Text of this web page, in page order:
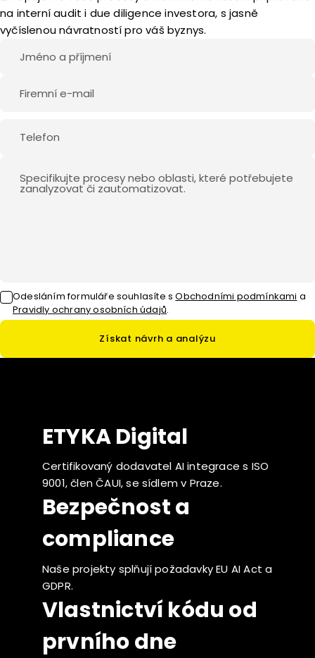
ETYKA Digital
Certifikovaný dodavatel AI integrace s ISO
9001, člen ČAUI, se sídlem v Praze.
Bezpečnost a
compliance
Naše projekty splňují požadavky EU AI Act a
GDPR.
Vlastnictví kódu od
prvního dne
na interní audit i due diligence investora, s jasně
vyčíslenou návratností pro váš byznys.
Odesláním formuláře souhlasíte s Obchodními podmínkami a
Pravidly ochrany osobních údajů.
Získat návrh a analýzu